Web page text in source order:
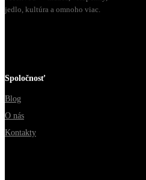
jedlo, kultúra a omnoho viac.
Spoločnosť
Blog
O nás
Kontakty